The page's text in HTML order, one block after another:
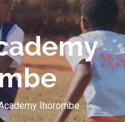
Ihorombe